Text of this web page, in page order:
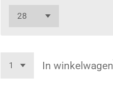
In winkelwagen